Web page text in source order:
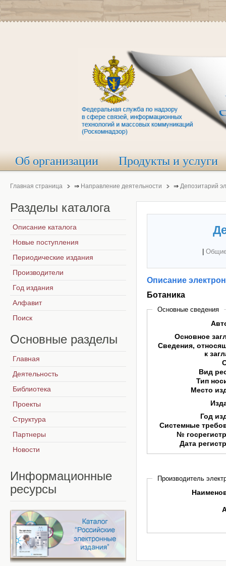
Об организации Продукты и услуги
Главная страница ⇒ Направление деятельности ⇒ Депозитарий
Описание
Ботаника
Основные сведения
Основное
Сведения,
к
Вид
Тип
Место
Год
Системные
№
Дата
Производитель
Разделы каталога
Описание каталога
Новые поступления
Периодические издания
Производители
Год издания
Алфавит
Поиск
Основные разделы
Главная
Деятельность
Библиотека
Проекты
Структура
Партнеры
Новости
Информационные
ресурсы